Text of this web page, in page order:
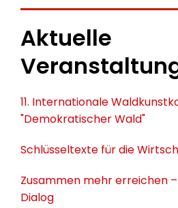
Aktuelle
11. Internationale
"Demokratischer Wald"
Schlüsseltexte für die
Zusammen mehr erreichen
Dialog